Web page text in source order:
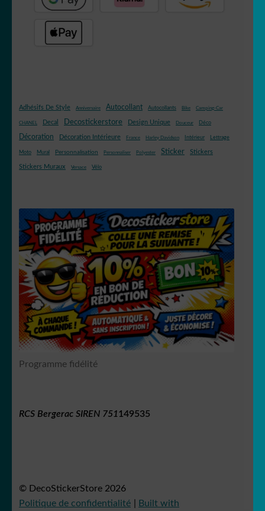
Adhésifs De Style Anniversaire Autocollant Autocollants Bike Camping-Car
CHANEL Decal Decostickerstore Design Unique Douceur Déco
Décoration Décoration Intérieure France Harley Davidson Intérieur Lettrage
Moto Mural Personnalisation Personnaliser Polyester Sticker Stickers
Stickers Muraux Versace Vélo
Programme fidélité
RCS Bergerac SIREN 751149535
© DecoStickerStore 2026
Politique de confidentialité
Built with